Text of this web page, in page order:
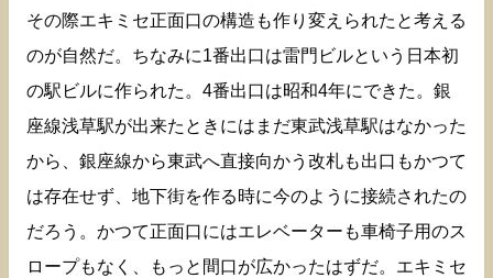
その際エキミセ正面口の構造も作り変えられたと考える
のが自然だ。ちなみに1番出口は雷門ビルという日本初
の駅ビルに作られた。4番出口は昭和4年にできた。銀
座線浅草駅が出来たときにはまだ東武浅草駅はなかった
から、銀座線から東武へ直接向かう改札も出口もかつて
は存在せず、地下街を作る時に今のように接続されたの
だろう。かつて正面口にはエレベーターも車椅子用のス
ロープもなく、もっと間口が広かったはずだ。エキミセ